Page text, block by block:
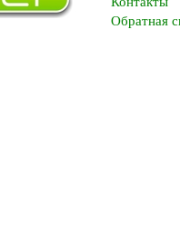
Обратная